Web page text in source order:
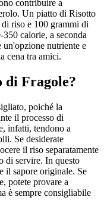
contribuire a
Un piatto di Risotto
riso e 100 grammi di
calorie, a seconda
nutriente e
cena tra amici.
di Fragole?
poiché la
il processo di
infatti, tendono a
Se desiderate
il riso separatamente
di servire. In questo
il sapore originale. Se
potete provare a
è sempre consigliabile